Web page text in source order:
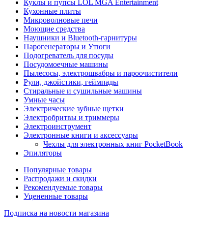
Куклы и пупсы LOL MGA Entertainment
Кухонные плиты
Микроволновые печи
Моющие средства
Наушники и Bluetooth-гарнитуры
Парогенераторы и Утюги
Подогреватель для посуды
Посудомоечные машины
Пылесосы, электрошвабры и пароочистители
Рули, джойстики, геймпады
Стиральные и сушильные машины
Умные часы
Электрические зубные щетки
Электробритвы и триммеры
Электроинструмент
Электронные книги и аксессуары
Чехлы для электронных книг PocketBook
Эпиляторы
Популярные товары
Распродажи и скидки
Рекомендуемые товары
Уцененные товары
Подписка на новости магазина